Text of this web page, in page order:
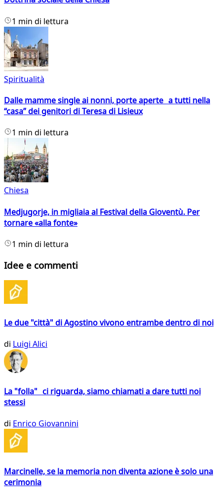
1 min di lettura
Spiritualità
Dalle mamme single ai nonni, porte aperte a tutti nella
“casa” dei genitori di Teresa di Lisieux
1 min di lettura
Chiesa
Medjugorje, in migliaia al Festival della Gioventù. Per
tornare «alla fonte»
1 min di lettura
Idee e commenti
Le due "città" di Agostino vivono entrambe dentro di noi
di Luigi Alici
La "folla" ci riguarda, siamo chiamati a dare tutti noi
stessi
di Enrico Giovannini
Marcinelle, se la memoria non diventa azione è solo una
cerimonia